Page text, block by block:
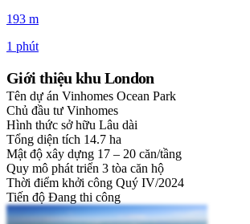
193 m
1 phút
Giới thiệu khu London
Tên dự án Vinhomes Ocean Park
Chủ đầu tư Vinhomes
Hình thức sở hữu Lâu dài
Tổng diện tích 14.7 ha
Mật độ xây dựng 17 – 20 căn/tầng
Quy mô phát triển 3 tòa căn hộ
Thời điểm khởi công Quý IV/2024
Tiến độ Đang thi công